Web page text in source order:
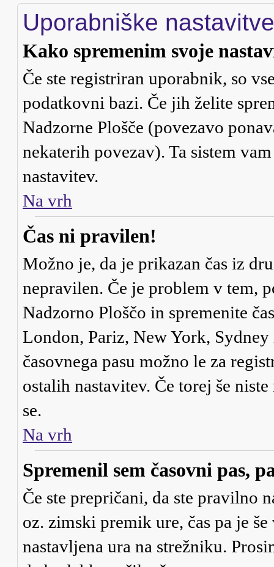
Uporabniške nastavitve
Kako spremenim svoje
Če ste registriran uporabnik, so
podatkovni bazi. Če jih želite
Nadzorne Plošče (povezavo
nekaterih povezav). Ta sistem
nastavitev.
Na vrh
Čas ni pravilen!
Možno je, da je prikazan čas iz
nepravilen. Če je problem v tem,
Nadzorno Ploščo in spremenite
London, Pariz, New York,
časovnega pasu možno le za
ostalih nastavitev. Če torej še
se.
Na vrh
Spremenil sem časovni pas,
Če ste prepričani, da ste pravilno
oz. zimski premik ure, čas pa je
nastavljena ura na strežniku.